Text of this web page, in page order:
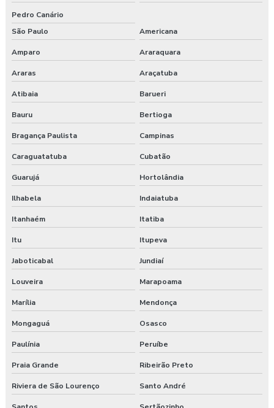
Pedro Canário
São Paulo
Americana
Amparo Araraquara
Araras Araçatuba
Atibaia Barueri
Bauru Bertioga
Bragança Paulista Campinas
Caraguatatuba Cubatão
Guarujá Hortolândia
Ilhabela Indaiatuba
Itanhaém Itatiba
Itu Itupeva
Jaboticabal Jundiaí
Louveira Marapoama
Marília Mendonça
Mongaguá Osasco
Paulínia Peruíbe
Praia Grande Ribeirão Preto
Riviera de São Lourenço Santo André